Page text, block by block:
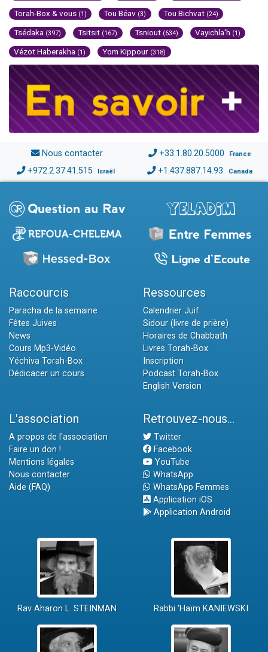
Torah-Box & vous (1) Tou Béav (3) Tou Bichvat (24)
Tsédaka (397) Tsitsit (167) Tsniout (634) Vayichla'h (1)
Vézot Haberakha (1) Yom Kippour (318)
Nous contacter +33.1.80.20.5000 France
+972.2.37.41.515 Israël +1.437.887.14.93 Canada
Raccourcis
Paracha de la semaine
Fêtes Juives
News
Cours Mp3-Vidéo
Yéchiva Torah-Box
Dédicacer un cours
Ressources
Calendrier Juif
Sidour (livre de prière)
Horaires de Chabbath
Livres Torah-Box
Inscription
Podcast Torah-Box
English Version
L'association
A propos de l'association
Faire un don !
Mentions légales
Nous contacter
Aide (FAQ)
Retrouvez-nous...
Twitter
Facebook
YouTube
WhatsApp
WhatsApp Femmes
Application iOS
Application Android
Rav Aharon L. STEINMAN Rabbi 'Haïm KANIEWSKI